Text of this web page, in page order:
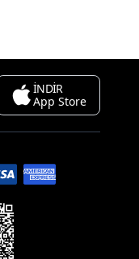
İNDİR
App Store